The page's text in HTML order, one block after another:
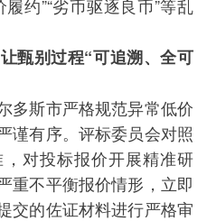
约”“劣币驱逐良币”等乱
甄别过程“可追溯、全可
斯市严格规范异常低价
谨有序。评标委员会对照
对投标报价开展精准研
重不平衡报价情形，立即
交的佐证材料进行严格审